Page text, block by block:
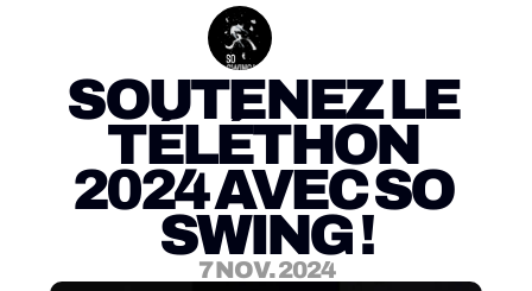
SOUTENEZ LE
TÉLÉTHON
2024 AVEC SO
SWING !
7 NOV. 2024